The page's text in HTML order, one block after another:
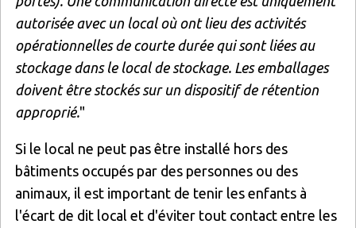
autorisée avec un local où ont lieu des activités
opérationnelles de courte durée qui sont liées au
stockage dans le local de stockage. Les emballages
doivent être stockés sur un dispositif de rétention
approprié."
Si le local ne peut pas être installé hors des
bâtiments occupés par des personnes ou des
animaux, il est important de tenir les enfants à
l'écart de dit local et d'éviter tout contact entre les